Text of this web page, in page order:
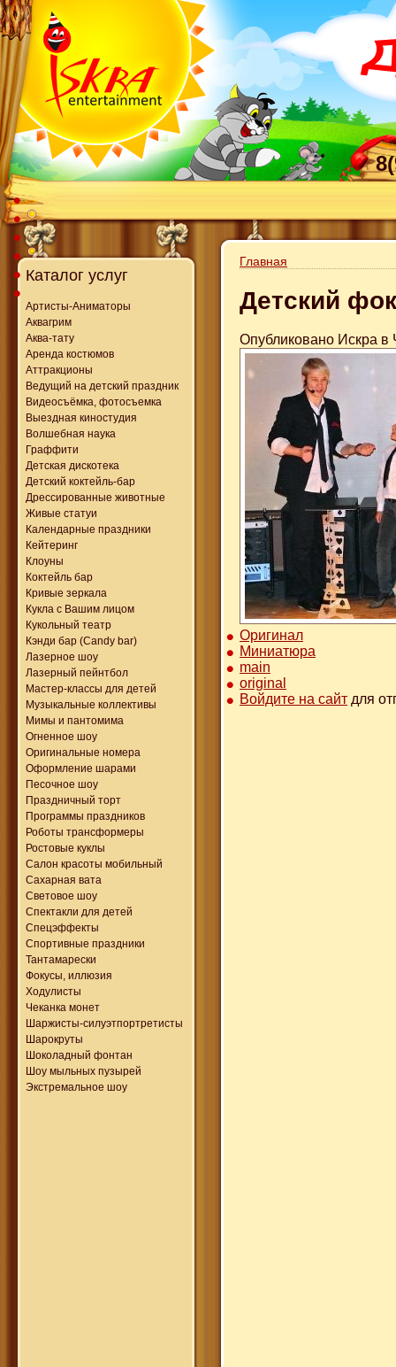
Каталог услуг
Артисты-Аниматоры
Аквагрим
Аква-тату
Аренда костюмов
Аттракционы
Ведущий на детский праздник
Видеосъёмка, фотосъемка
Выездная киностудия
Волшебная наука
Граффити
Детская дискотека
Детский коктейль-бар
Дрессированные животные
Живые статуи
Календарные праздники
Кейтеринг
Клоуны
Коктейль бар
Кривые зеркала
Кукла с Вашим лицом
Кукольный театр
Кэнди бар (Candy bar)
Лазерное шоу
Лазерный пейнтбол
Мастер-классы для детей
Музыкальные коллективы
Мимы и пантомима
Огненное шоу
Оригинальные номера
Оформление шарами
Песочное шоу
Праздничный торт
Программы праздников
Роботы трансформеры
Ростовые куклы
Салон красоты мобильный
Сахарная вата
Световое шоу
Спектакли для детей
Спецэффекты
Спортивные праздники
Тантамарески
Фокусы, иллюзия
Ходулисты
Чеканка монет
Шаржисты-силуэтпортретисты
Шарокруты
Шоколадный фонтан
Шоу мыльных пузырей
Экстремальное шоу
Главная
Детский
Опубликовано Искра в
Оригинал
Миниатюра
main
original
Войдите на сайт для